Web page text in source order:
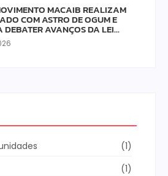
MACAIB REALIZAM
COM ASTRO DE OGUM E
AVANÇOS DA LEI…
(1)
(1)